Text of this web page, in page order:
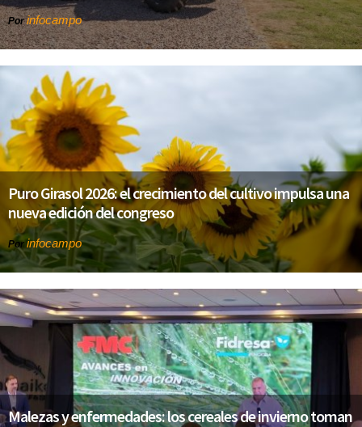
Porinfocampo
Puro Girasol 2026: el crecimiento del cultivo impulsa una
nueva edición del congreso
Por infocampo
Malezas y enfermedades: los cereales de invierno toman